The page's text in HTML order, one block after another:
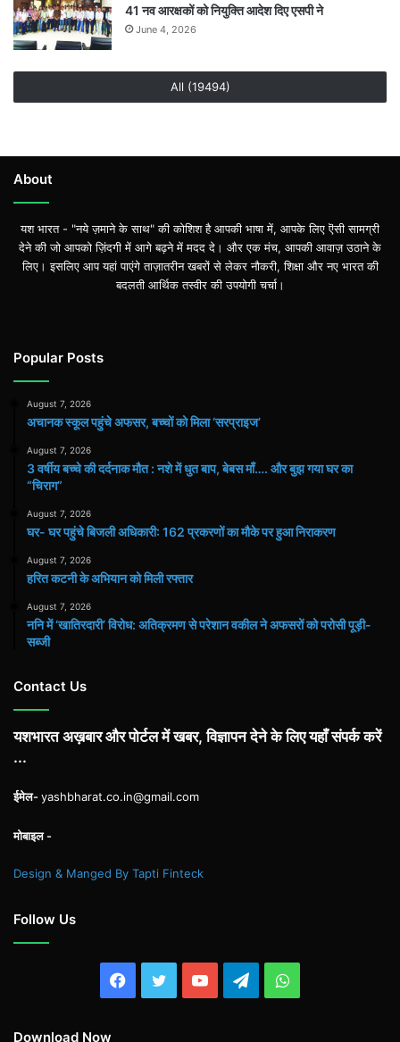
41 नव आरक्षकों को नियुक्ति आदेश दिए एसपी ने
June 4, 2026
All (19494)
About
यश भारत - "नये ज़माने के साथ" की कोशिश है आपकी भाषा में, आपके लिए ऎसी सामग्री
देने की जो आपको ज़िंदगी में आगे बढ़ने में मदद दे। और एक मंच, आपकी आवाज़ उठाने के
लिए। इसलिए आप यहां पाएंगे ताज़ातरीन खबरों से लेकर नौकरी, शिक्षा और नए भारत की
बदलती आर्थिक तस्वीर की उपयोगी चर्चा।
Popular Posts
August 7, 2026
अचानक स्कूल पहुंचे अफसर, बच्चों को मिला ‘सरप्राइज’
August 7, 2026
3 वर्षीय बच्चे की दर्दनाक मौत : नशे में धुत बाप, बेबस माँ…. और बुझ गया घर का
“चिराग”
August 7, 2026
घर- घर पहुंचे बिजली अधिकारी: 162 प्रकरणों का मौके पर हुआ निराकरण
August 7, 2026
हरित कटनी के अभियान को मिली रफ्तार
August 7, 2026
ननि में ‘खातिरदारी’ विरोध: अतिक्रमण से परेशान वकील ने अफसरों को परोसी पूड़ी-
सब्जी
Contact Us
यशभारत अख़बार और पोर्टल में खबर, विज्ञापन देने के लिए यहाँ संपर्क करें
...
ईमेल-yashbharat.co.in@gmail.com
मोबाइल -
Design & Manged By Tapti Finteck
Follow Us
Facebook
TwitterYouTubeTelegramWhatsApp
Download Now